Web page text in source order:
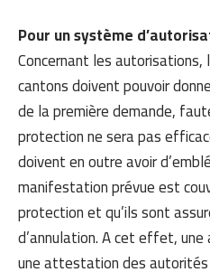
Pour un système
Concernant les autorisations,
cantons doivent pouvoir
de la première demande,
protection ne sera pas
doivent en outre avoir
manifestation prévue est
protection et qu’ils sont
d’annulation. A cet effet,
une attestation des